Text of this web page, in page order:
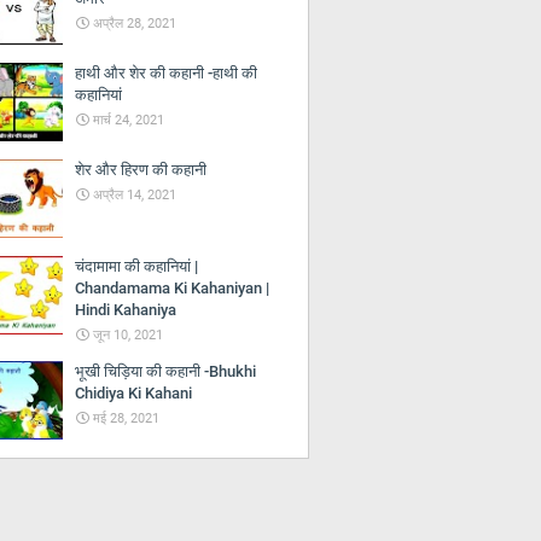
अप्रैल 28, 2021
हाथी और शेर की कहानी -हाथी की
कहानियां
मार्च 24, 2021
शेर और हिरण की कहानी
अप्रैल 14, 2021
चंदामामा की कहानियां |
Chandamama Ki Kahaniyan |
Hindi Kahaniya
जून 10, 2021
भूखी चिड़िया की कहानी -Bhukhi
Chidiya Ki Kahani
मई 28, 2021